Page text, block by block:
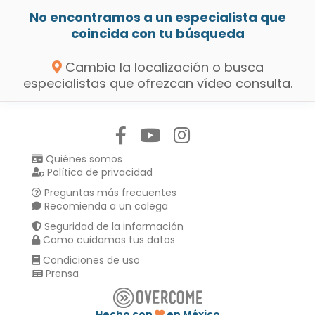
No encontramos a un especialista que
coincida con tu búsqueda
Cambia la localización o busca
especialistas que ofrezcan vídeo consulta.
Quiénes somos
Política de privacidad
Preguntas más frecuentes
Recomienda a un colega
Seguridad de la información
Como cuidamos tus datos
Condiciones de uso
Prensa